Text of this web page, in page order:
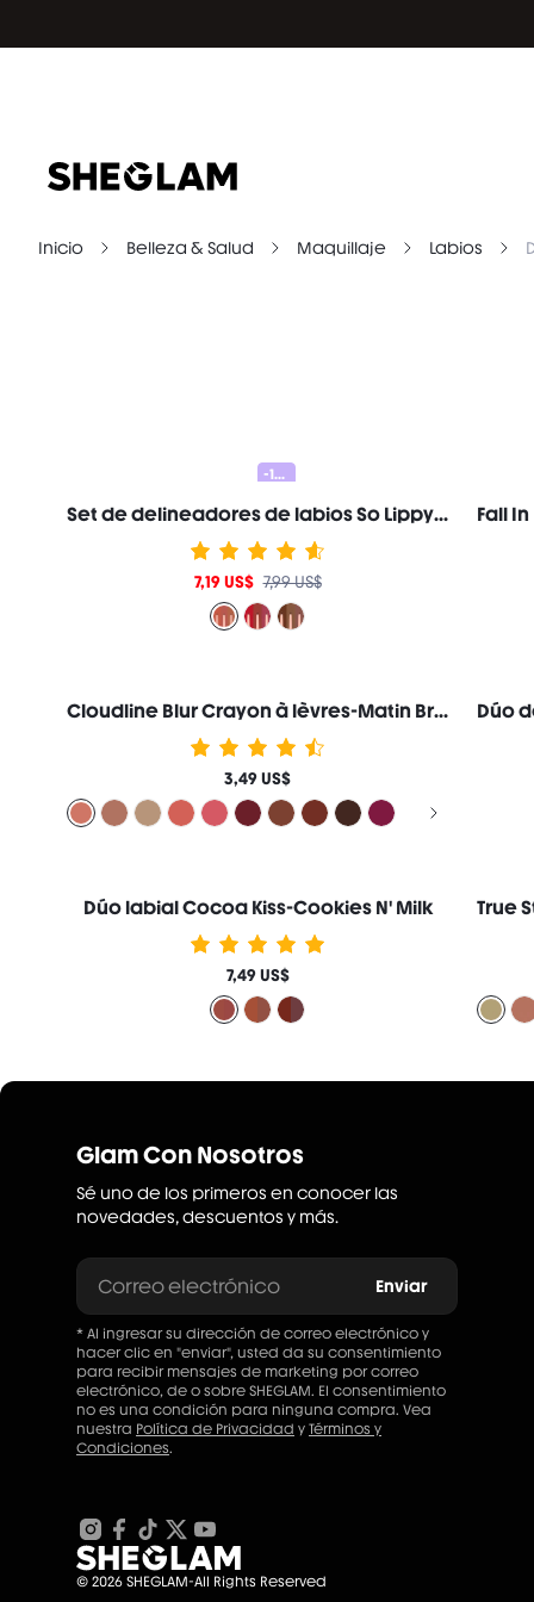
Inicio Belleza & Salud Maquillaje Labios
-10%
Set de delineadores de labios So Lippy-Au Naturel
7,19 US$ 7,99 US$
Cloudline Blur Crayon à lèvres-Matin Brumeux
3,49 US$
Dúo labial Cocoa Kiss-Cookies N' Milk
7,49 US$
Glam Con Nosotros
Sé uno de los primeros en conocer las
novedades, descuentos y más.
Correo electrónico Enviar
* Al ingresar su dirección de correo electrónico y
hacer clic en "enviar", usted da su consentimiento
para recibir mensajes de marketing por correo
electrónico, de o sobre SHEGLAM. El consentimiento
no es una condición para ninguna compra. Vea
nuestra Política de Privacidad y Términos y
Condiciones.
© 2026 SHEGLAM-All Rights Reserved